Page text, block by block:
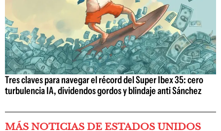
Tres claves para navegar el récord del Super Ibex 35: cero
turbulencia IA, dividendos gordos y blindaje anti Sánchez
MÁS NOTICIAS DE ESTADOS UNIDOS